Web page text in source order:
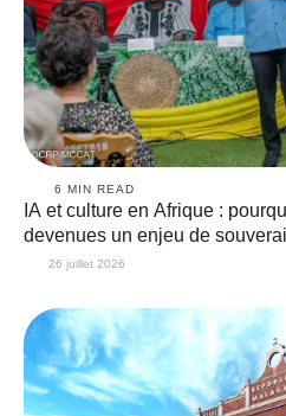
6 MIN READ
IA et culture en Afrique :
devenues un enjeu de
26 juillet 2026